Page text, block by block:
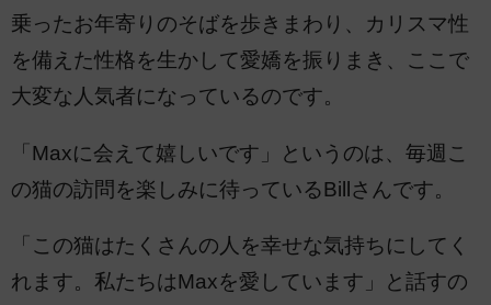
乗ったお年寄りのそばを歩きまわり、カリスマ性
を備えた性格を生かして愛嬌を振りまき、ここで
大変な人気者になっているのです。
「Maxに会えて嬉しいです」というのは、毎週こ
の猫の訪問を楽しみに待っているBillさんです。
「この猫はたくさんの人を幸せな気持ちにしてく
れます。私たちはMaxを愛しています」と話すの